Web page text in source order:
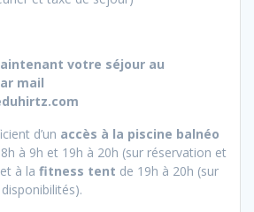
votre séjour au
mail
d’un accès à la piscine balnéo
à 9h et 19h à 20h (sur réservation et
à la fitness tent de 19h à 20h (sur